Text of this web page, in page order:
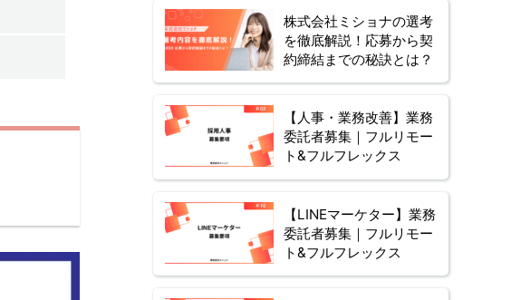
株式会社ミショナの選考
を徹底解説！応募から契
約締結までの秘訣とは？
【人事・業務改善】業務
委託者募集｜フルリモー
ト&フルフレックス
【LINEマーケター】業務
委託者募集｜フルリモー
ト&フルフレックス